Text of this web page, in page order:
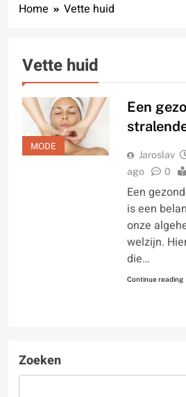
Home Vette huid
Vette huid
MODE
Een
Jaroslav
ago
0
Een
is een
onze
welzijn.
die…
Continue reading
Zoeken